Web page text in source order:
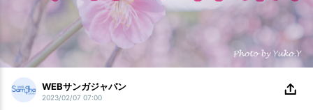
WEBサンガジャパン
2023/02/07 07:00